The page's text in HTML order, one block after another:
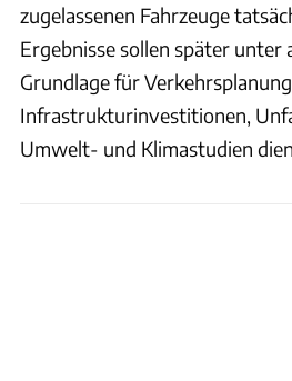
zugelassenen Fahrzeuge
Ergebnisse sollen später unter
Grundlage für
Infrastrukturinvestitionen,
Umwelt- und Klimastudien